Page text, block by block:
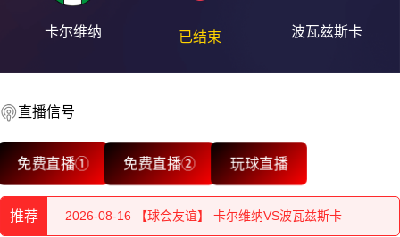
卡尔维纳 已结束 波瓦兹斯卡
直播信号
免费直播① 免费直播② 玩球直播
推荐
2026-08-16 【球会友谊】 卡尔维纳VS波瓦兹斯卡
2026-08-16 【球会友谊】 卡尔维纳VS波瓦兹斯卡
2026-08-16 【球会友谊】 卡尔维纳VS波瓦兹斯卡